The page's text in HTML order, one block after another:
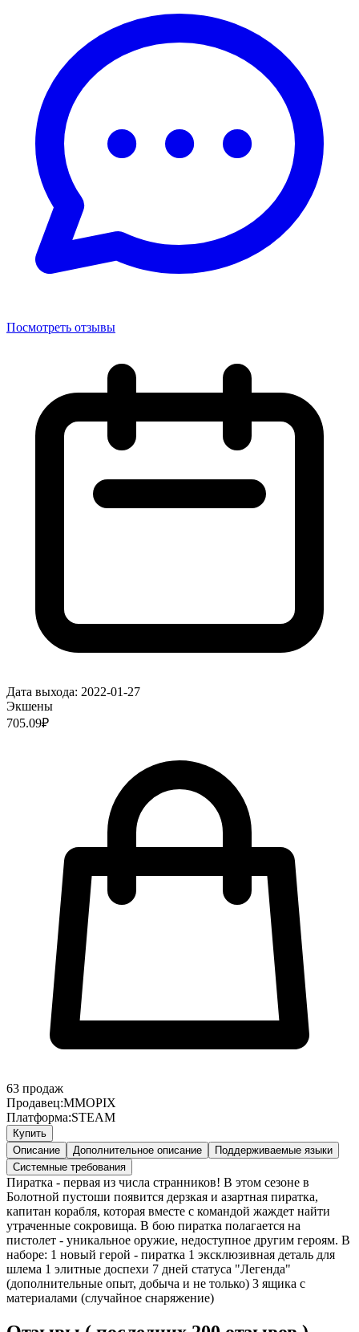
Посмотреть отзывы
Дата выхода: 2022-01-27
Экшены
705.09₽
63 продаж
Продавец:MMOPIX
Платформа:STEAM
Купить
Описание
Дополнительное описание
Поддерживаемые языки
Системные требования
Пиратка - первая из числа странников! В этом сезоне в
Болотной пустоши появится дерзкая и азартная пиратка,
капитан корабля, которая вместе с командой жаждет найти
утраченные сокровища. В бою пиратка полагается на
пистолет - уникальное оружие, недоступное другим героям. В
наборе: 1 новый герой - пиратка 1 эксклюзивная деталь для
шлема 1 элитные доспехи 7 дней статуса "Легенда"
(дополнительные опыт, добыча и не только) 3 ящика с
материалами (случайное снаряжение)